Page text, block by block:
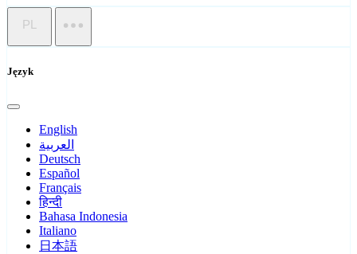
PL
Język
English
العربية
Deutsch
Español
Français
हिन्दी
Bahasa Indonesia
Italiano
日本語